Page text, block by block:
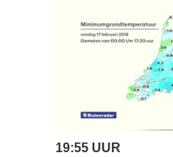
19:55 UUR